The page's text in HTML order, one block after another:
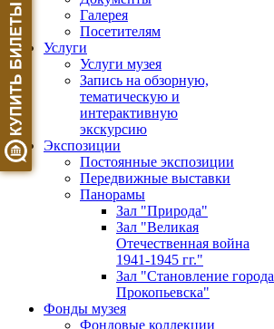
Галерея
Посетителям
Услуги
Услуги музея
Запись на обзорную,
тематическую и
интерактивную
экскурсию
Экспозиции
Постоянные экспозиции
Передвижные выставки
Панорамы
Зал "Природа"
Зал "Великая
Отечественная война
1941-1945 гг."
Зал "Становление города
Прокопьевска"
Фонды музея
Фондовые коллекции